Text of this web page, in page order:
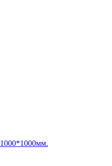
1000*1000мм.